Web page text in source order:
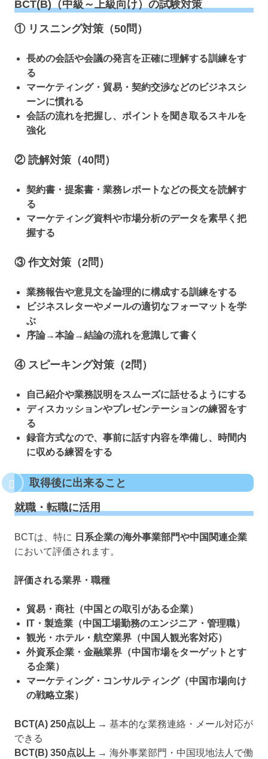
BCT(B)（中級～上級向け）の試験対策
① リスニング対策（50問）
長めの会話や会議の発言を正確に理解する訓練をす
る
マーケティング・貿易・契約交渉などのビジネスシ
ーンに慣れる
会話の流れを把握し、ポイントを聞き取るスキルを
強化
② 読解対策（40問）
契約書・提案書・業務レポートなどの長文を読解す
る
マーケティング資料や市場分析のデータを素早く把
握する
③ 作文対策（2問）
業務報告や意見文を論理的に構成する訓練をする
ビジネスレターやメールの適切なフォーマットを学
ぶ
序論→本論→結論の流れを意識して書く
④ スピーキング対策（2問）
自己紹介や業務説明をスムーズに話せるようにする
ディスカッションやプレゼンテーションの練習をす
る
録音方式なので、事前に話す内容を準備し、時間内
に収める練習をする
取得後に出来ること
就職・転職に活用
BCTは、特に 日系企業の海外事業部門や中国関連企業
において評価されます。
評価される業界・職種
貿易・商社（中国との取引がある企業）
IT・製造業（中国工場勤務のエンジニア・管理職）
観光・ホテル・航空業界（中国人観光客対応）
外資系企業・金融業界（中国市場をターゲットとす
る企業）
マーケティング・コンサルティング（中国市場向け
の戦略立案）
BCT(A) 250点以上 → 基本的な業務連絡・メール対応が
できる
BCT(B) 350点以上 → 海外事業部門・中国現地法人で働